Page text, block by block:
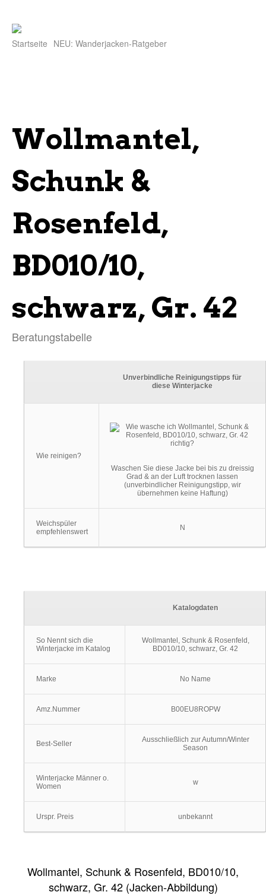
Startseite NEU: Wanderjacken-Ratgeber
Wollmantel,
Schunk &
Rosenfeld,
BD010/10,
schwarz, Gr. 42
Beratungstabelle
Unverbindliche Reinigungstipps für
diese Winterjacke
Wie reinigen?
Waschen Sie diese Jacke bei bis zu dreissig
Grad & an der Luft trocknen lassen
(unverbindlicher Reinigungstipp, wir
übernehmen keine Haftung)
Weichspüler
empfehlenswert
N
Katalogdaten
So Nennt sich die
Winterjacke im Katalog
Wollmantel, Schunk & Rosenfeld,
BD010/10, schwarz, Gr. 42
Marke No Name
Amz.Nummer B00EU8ROPW
Best-Seller
Ausschließlich zur Autumn/Winter
Season
Winterjacke Männer o.
Women
w
Urspr. Preis unbekannt
Wollmantel, Schunk & Rosenfeld, BD010/10,
schwarz, Gr. 42 (Jacken-Abbildung)